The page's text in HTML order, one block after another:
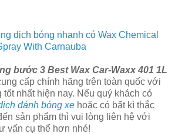
dịch bóng nhanh có Wax Chemical
With Carnauba
bước 3 Best Wax Car-Waxx 401 1L
cấp chính hãng trên toàn quốc với
nhất hiện nay. Nếu quý khách có
đánh bóng xe hoặc có bất kì thắc
sản phẩm thì vui lòng liên hệ với
vấn cụ thể hơn nhé!